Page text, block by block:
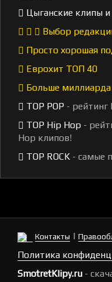
Цыганские клипы и
Выбор
Просто хорошая
Еврохит ТОП 40
Больше
TOP POP -
TOP Hip Hop -
Hop клипов!
TOP ROCK - самые
Контакты |
Политика
SmotretKlipy.ru -